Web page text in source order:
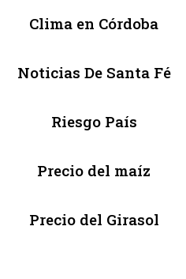
Clima en Córdoba
Noticias De Santa Fé
Riesgo País
Precio del maíz
Precio del Girasol